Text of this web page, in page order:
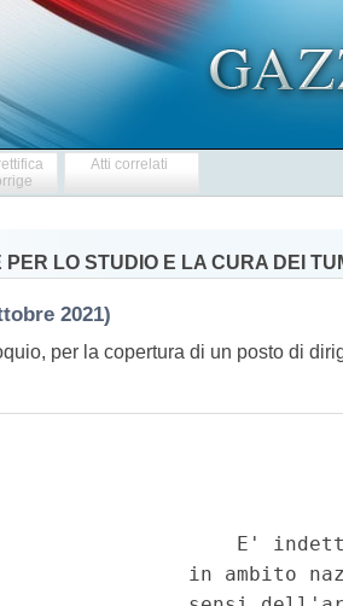
Atti correlati
PER LO STUDIO E LA CURA DEI
2021)
per la copertura di un posto di